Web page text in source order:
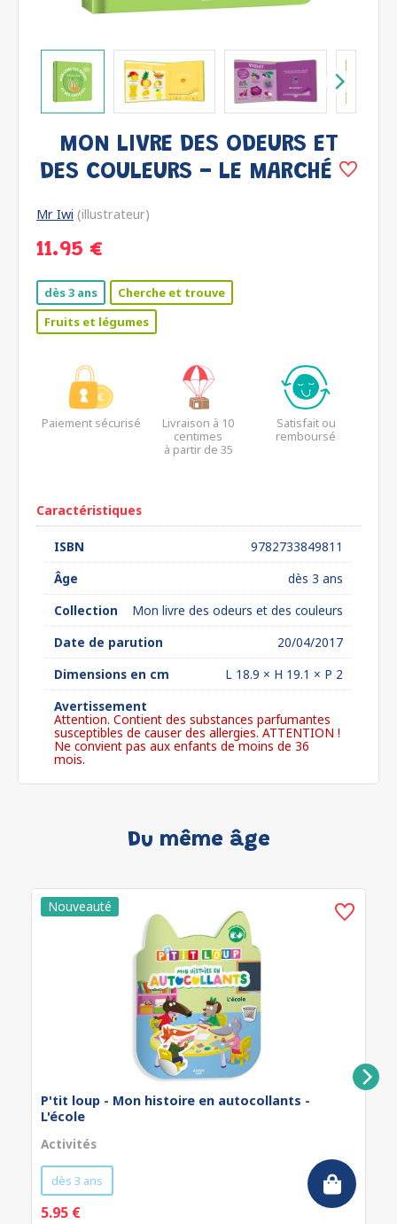
MON LIVRE DES ODEURS ET
DES COULEURS - LE MARCHÉ
Mr Iwi (illustrateur)
11.95 €
dès 3 ans
Cherche et trouve
Fruits et légumes
Paiement sécurisé
Livraison à 10
centimes
à partir de 35
Satisfait ou
remboursé
Caractéristiques
ISBN
9782733849811
Âge
dès 3 ans
Collection
Mon livre des odeurs et des couleurs
Date de parution
20/04/2017
Dimensions en cm
L 18.9 × H 19.1 × P 2
Avertissement
Attention. Contient des substances parfumantes
susceptibles de causer des allergies. ATTENTION !
Ne convient pas aux enfants de moins de 36
mois.
Du même âge
P'tit loup - Mon histoire en autocollants -
L'école
Activités
dès 3 ans
5.95 €